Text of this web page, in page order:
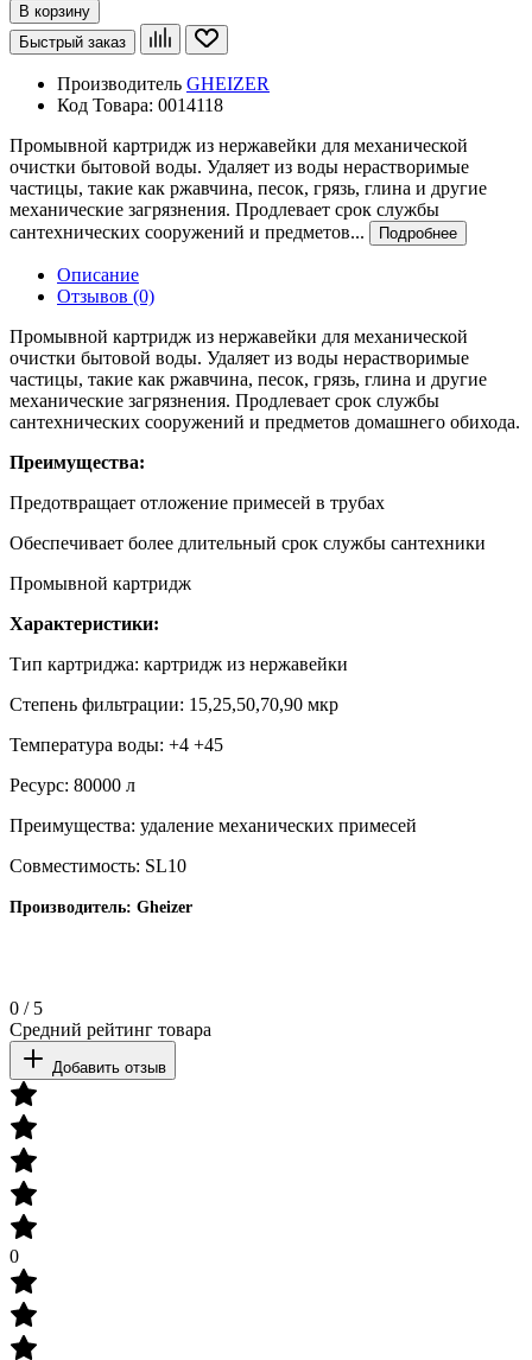
В корзину
Быстрый заказ
Производитель GHEIZER
Код Товара: 0014118
Промывной картридж из нержавейки для механической
очистки бытовой воды. Удаляет из воды нерастворимые
частицы, такие как ржавчина, песок, грязь, глина и другие
механические загрязнения. Продлевает срок службы
сантехнических сооружений и предметов...
Подробнее
Описание
Отзывов (0)
Промывной картридж из нержавейки для механической
очистки бытовой воды. Удаляет из воды нерастворимые
частицы, такие как ржавчина, песок, грязь, глина и другие
механические загрязнения. Продлевает срок службы
сантехнических сооружений и предметов домашнего обихода.
Преимущества:
Предотвращает отложение примесей в трубах
Обеспечивает более длительный срок службы сантехники
Промывной картридж
Характеристики:
Тип картриджа: картридж из нержавейки
Степень фильтрации: 15,25,50,70,90 мкр
Температура воды: +4 +45
Ресурс: 80000 л
Преимущества: удаление механических примесей
Совместимость: SL10
Производитель: Gheizer
0 / 5
Средний рейтинг товара
Добавить отзыв
0